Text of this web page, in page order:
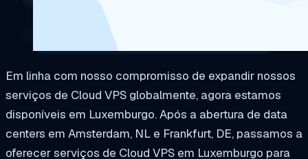
Em linha com nosso compromisso de expandir nossos
serviços de Cloud VPS globalmente, agora estamos
disponíveis em Luxemburgo. Após a abertura de data
centers em Amsterdam, NL e Frankfurt, DE, passamos a
oferecer serviços de Cloud VPS em Luxemburgo para